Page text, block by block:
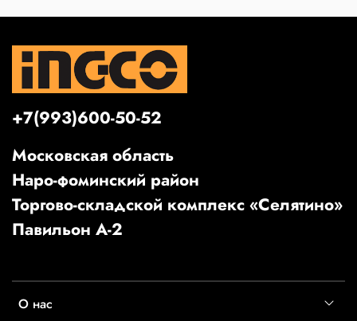
О нас
+7(993)600-50-52
Московская область
Наро-фоминский район
Торгово-складской комплекс «Селятино»
Павильон А-2